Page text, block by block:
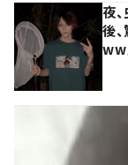
夜
後
ww